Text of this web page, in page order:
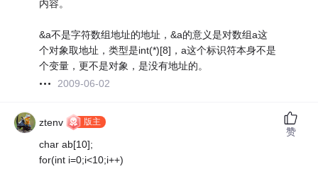
内容。
&a不是字符数组地址的地址，&a的意义是对数组a这
个对象取地址，类型是int(*)[8]，a这个标识符本身不是
个变量，更不是对象，是没有地址的。
2009-06-02
ztenv 版主
char ab[10];
for(int i=0;i<10;i++)
赞